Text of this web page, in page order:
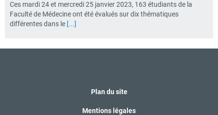
Ces mardi 24 et mercredi 25 janvier 2023, 163 étudiants de la
Faculté de Médecine ont été évalués sur dix thématiques
différentes dans le [...]
Plan du site
Mentions légales